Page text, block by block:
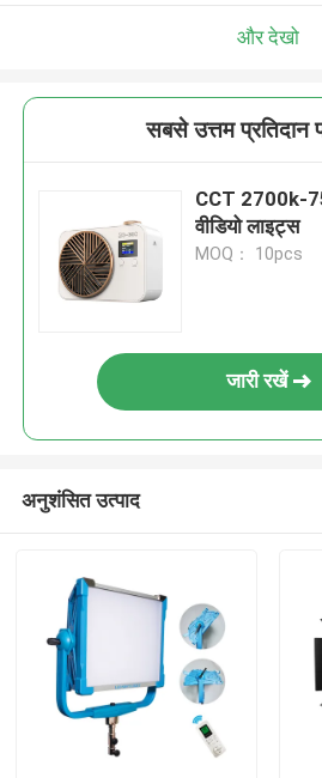
और देखो
सबसे उत्तम प्रतिदान
CCT 2700k-
वीडियो लाइट्स
MOQ： 10pcs
जारी रखें
अनुशंसित उत्पाद